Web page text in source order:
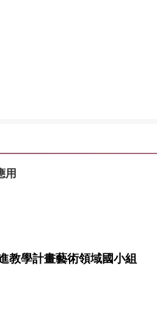
用
教學計畫藝術領域國小組